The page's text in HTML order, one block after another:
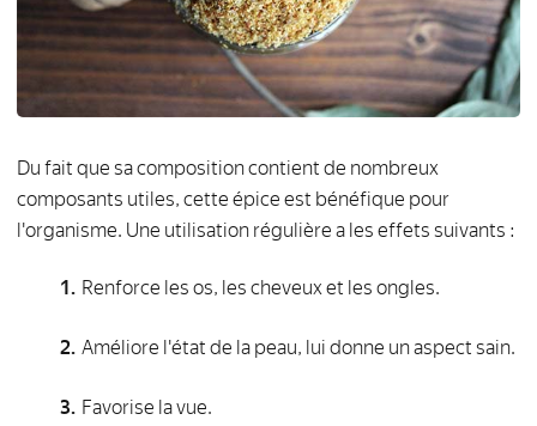
Du fait que sa composition contient de nombreux
composants utiles, cette épice est bénéfique pour
l'organisme. Une utilisation régulière a les effets suivants :
Renforce les os, les cheveux et les ongles.
Améliore l'état de la peau, lui donne un aspect sain.
Favorise la vue.